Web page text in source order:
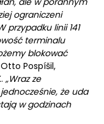
ograniczeni
przypadku linii 141
terminalu
blokować
Pospíšil,
„Wraz ze
że uda
w godzinach